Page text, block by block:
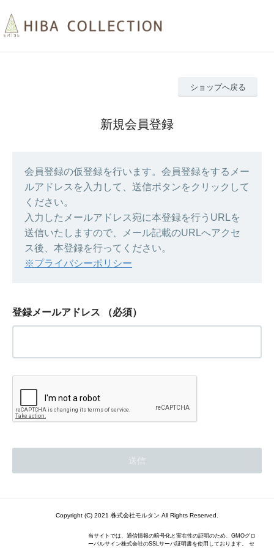
ショップへ戻る
新規会員登録
会員登録の仮登録を行います。会員登録をするメー
ルアドレスを入力して、送信ボタンをクリックして
ください。
入力したメールアドレス宛に本登録を行うURLを
送信いたしますので、メール記載のURLへアクセ
ス後、本登録を行ってください。
※プライバシーポリシー
登録メールアドレス （必須）
Copyright (C) 2021 株式会社モルタン All Rights Reserved.
当サイトでは、通信情報の暗号化と実在性の証明のため、GMOグロ
ーバルサイン株式会社のSSLサーバ証明書を使用しております。 セ